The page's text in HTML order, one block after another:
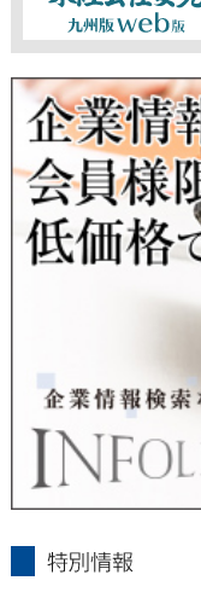
だけなかった場合は、
ますのでご了承ください
当社は、本人が自己の
追加・削除・利用停止
人または代理人の請求
正・追加・削除・利用
受付方法は、本人確認
コピー）、「個人情報
申請の場合のみ必要と
＜個人情報保護に関
〒802-0004 北九州市
フリーダイヤル 0120-
受付時間 平日9：00
東経会社要覧web版